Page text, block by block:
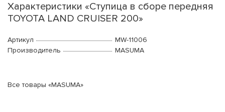
Характеристики «Ступица в сборе передняя
TOYOTA LAND CRUISER 200»
Артикул
MW-11006
Производитель
MASUMA
Все товары «MASUMA»